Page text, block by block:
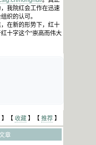
我院红会工作在迅速
织的认可。
在新的形势下，红十
十字这个“崇高而伟大
】【 收藏 】【 推荐 】
章